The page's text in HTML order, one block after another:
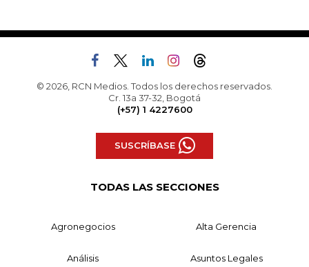
© 2026, RCN Medios. Todos los derechos reservados.
Cr. 13a 37-32, Bogotá
(+57) 1 4227600
SUSCRÍBASE
TODAS LAS SECCIONES
Agronegocios Alta Gerencia
Análisis Asuntos Legales